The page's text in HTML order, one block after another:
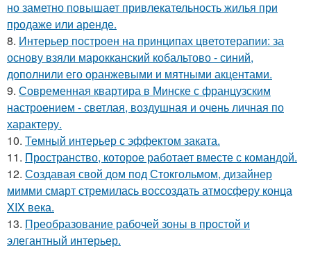
но заметно повышает привлекательность жилья при
продаже или аренде.
8. Интерьер построен на принципах цветотерапии: за
основу взяли марокканский кобальтово - синий,
дополнили его оранжевыми и мятными акцентами.
9. Современная квартира в Минске с французским
настроением - светлая, воздушная и очень личная по
характеру.
10. Темный интерьер с эффектом заката.
11. Пространство, которое работает вместе с командой.
12. Создавая свой дом под Стокгольмом, дизайнер
мимми смарт стремилась воссоздать атмосферу конца
XIX века.
13. Преобразование рабочей зоны в простой и
элегантный интерьер.